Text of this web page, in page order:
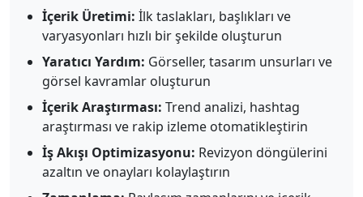
İçerik Üretimi: İlk taslakları, başlıkları ve
varyasyonları hızlı bir şekilde oluşturun
Yaratıcı Yardım: Görseller, tasarım unsurları ve
görsel kavramlar oluşturun
İçerik Araştırması: Trend analizi, hashtag
araştırması ve rakip izleme otomatikleştirin
İş Akışı Optimizasyonu: Revizyon döngülerini
azaltın ve onayları kolaylaştırın